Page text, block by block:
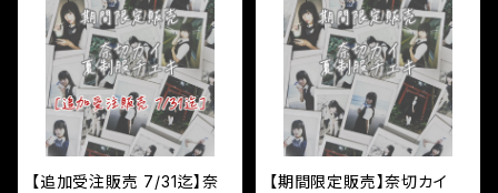
【追加受注販売 7/31迄】奈
【期間限定販売】奈切カイ